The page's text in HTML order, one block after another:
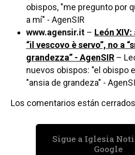
obispos, "me pregunto por
a mí" - AgenSIR
www.agensir.it– León
“il vescovo è servo”, no a
grandezza” - AgenSIR–
nuevos obispos: "el obispo
"ansia de grandeza" -
Los comentarios están
Sigue a Iglesia
Google